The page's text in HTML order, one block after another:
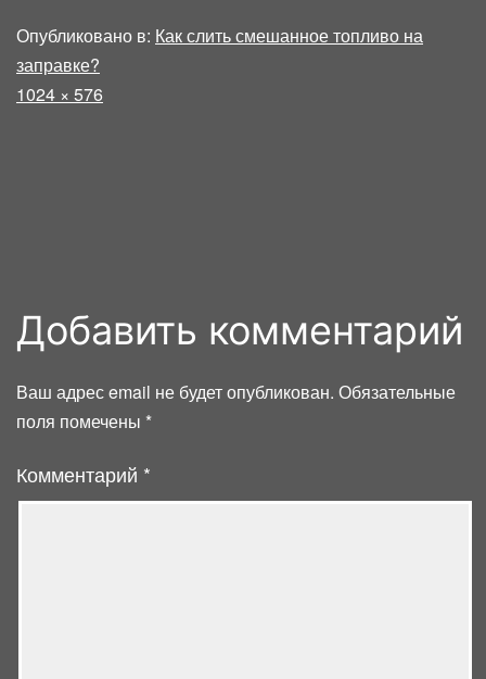
Опубликовано в: Как слить смешанное топливо на
заправке?
Полный
1024 × 576
Добавить комментарий
Ваш адрес email не будет опубликован. Обязательные
поля помечены *
Комментарий *